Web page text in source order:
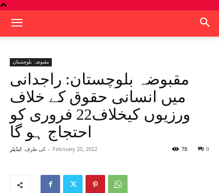
مقبوضہ بلوچستان
مقبوضہ بلوچستان: راجدانی
میں انسانی حقوق کے خلاف
ورزیوں کیخلاف22 فروری کو
احتجاج ہو گا
کی طرف ایڈیٹر - February 20, 2022 0
78